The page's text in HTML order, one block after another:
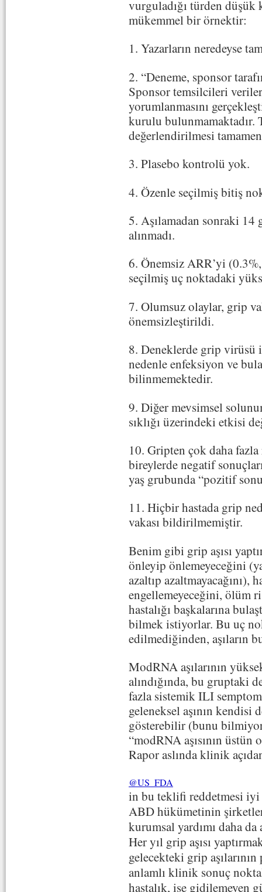
vurguladığı türden
mükemmel bir örnektir:
1. Yazarların neredeyse
2. “Deneme, sponsor
Sponsor temsilcileri
yorumlanmasını
kurulu bulunmamaktadır.
değerlendirilmesi
3. Plasebo kontrolü yok.
4. Özenle seçilmiş bitiş
5. Aşılamadan sonraki
alınmadı.
6. Önemsiz ARR’yi
seçilmiş uç noktadaki
7. Olumsuz olaylar, grip
önemsizleştirildi.
8. Deneklerde grip virüsü
nedenle enfeksiyon ve
bilinmemektedir.
9. Diğer mevsimsel
sıklığı üzerindeki etkisi
10. Gripten çok daha
bireylerde negatif
yaş grubunda “pozitif
11. Hiçbir hastada grip
vakası bildirilmemiştir.
Benim gibi grip aşısı
önleyip önlemeyeceğini
azaltıp azaltmayacağını),
engellemeyeceğini, ölüm
hastalığı başkalarına
bilmek istiyorlar. Bu uç
edilmediğinden, aşıların
ModRNA aşılarının
alındığında, bu gruptaki
fazla sistemik ILI
geleneksel aşının kendisi
gösterebilir (bunu
“modRNA aşısının
Rapor aslında klinik
@US_FDA
in bu teklifi reddetmesi iyi
ABD hükümetinin
kurumsal yardımı daha
Her yıl grip aşısı
gelecekteki grip
anlamlı klinik sonuç
hastalık, işe gidilemeyen